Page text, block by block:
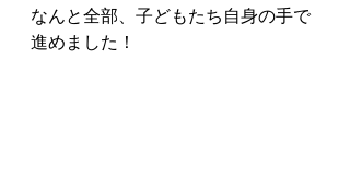
なんと全部、子どもたち自身の手で
進めました！